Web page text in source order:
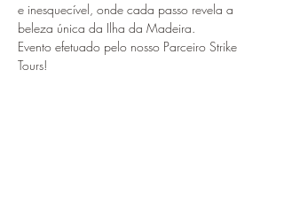
e inesquecível, onde cada passo revela a
beleza única da Ilha da Madeira.
Evento efetuado pelo nosso Parceiro Strike
Tours!